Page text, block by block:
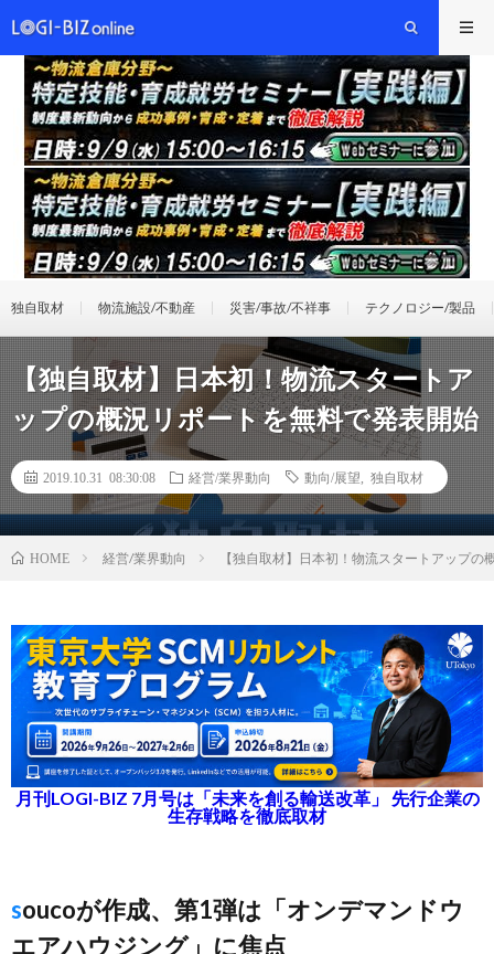
独自取材 物流施設/不動産 災害/事故/不祥事 テクノロジー/製品
【独自取材】日本初！物流スタートア
ップの概況リポートを無料で発表開始
2019.10.31 08:30:08 経営/業界動向 動向/展望 独自取材
HOME 経営/業界動向 【独自取材】日本初！物流スタートアップ
月刊LOGI-BIZ 7月号は「未来を創る輸送改革」 先行企業の
生存戦略を徹底取材
soucoが作成、第1弾は「オンデマンドウ
エアハウジング」に焦点